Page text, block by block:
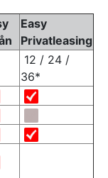
Easy
Privatleasing
12 / 24 /
36*